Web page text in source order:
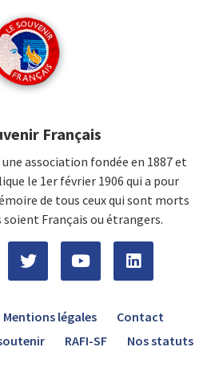
Français
association fondée en 1887 et
le 1er février 1906 qui a pour
de tous ceux qui sont morts
soient Français ou étrangers.
Mentions légales
Contact
RAFI-SF Nos statuts